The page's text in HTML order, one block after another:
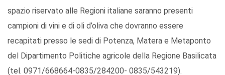
spazio riservato alle Regioni italiane saranno presenti
campioni di vini e di oli d’oliva che dovranno essere
recapitati presso le sedi di Potenza, Matera e Metaponto
del Dipartimento Politiche agricole della Regione Basilicata
(tel. 0971/668664-0835/284200- 0835/543219).